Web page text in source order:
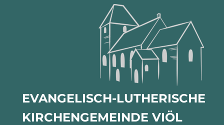
EVANGELISCH-LUTHERISCHE
KIRCHENGEMEINDE VIÖL